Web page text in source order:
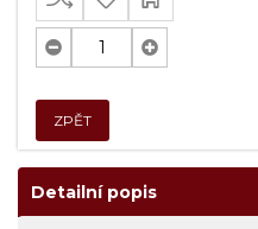
ZPĚT
Detailní popis